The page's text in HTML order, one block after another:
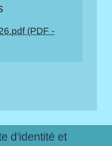
(PDF -
d'identité et